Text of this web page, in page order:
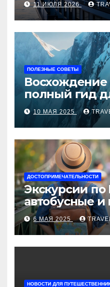
11 ИЮЛЯ 2026
ПОЛЕЗНЫЕ СОВЕТЫ
Восхождение
полный гид
покорителя
вершины
10 МАЯ 2025
ДОСТОПРИМЕЧАТЕЛЬНОСТИ
Экскурсии по
автобусные
туры от
«Казан360»
6 МАЯ 2025
НОВОСТИ ДЛЯ